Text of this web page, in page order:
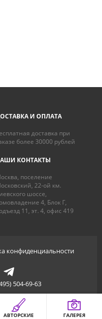
АВТОРСКИЕ ГАЛЕРЕЯ
И ОПЛАТА
доставка при
более 30000 рублей
КОНТАКТЫ
поселение
22-ой км.
шоссе,
4, Блок Г,
11, эт. 4, офис 419
конфиденциальности
504-69-63